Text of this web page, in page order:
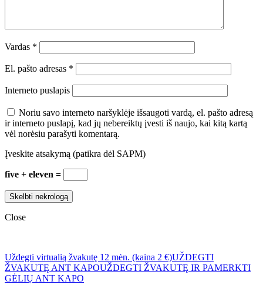
Vardas *
El. pašto adresas *
Interneto puslapis
Noriu savo interneto naršyklėje išsaugoti vardą, el. pašto adresą
ir interneto puslapį, kad jų nebereiktų įvesti iš naujo, kai kitą kartą
vėl norėsiu parašyti komentarą.
Įveskite atsakymą (patikra dėl SAPM)
five + eleven =
Close
Uždegti virtualią žvakutę 12 mėn. (kaina 2 €)UŽDEGTI
ŽVAKUTĘ ANT KAPOUŽDEGTI ŽVAKUTĘ IR PAMERKTI
GĖLIŲ ANT KAPO